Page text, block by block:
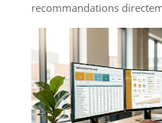
recommandations